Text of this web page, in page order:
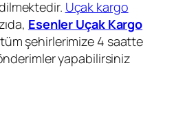
Uçak kargo
Esenler Uçak Kargo
şehirlerimize 4 saatte
yapabilirsiniz